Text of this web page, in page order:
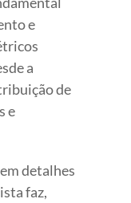
e
a
de
e
detalhes
faz,